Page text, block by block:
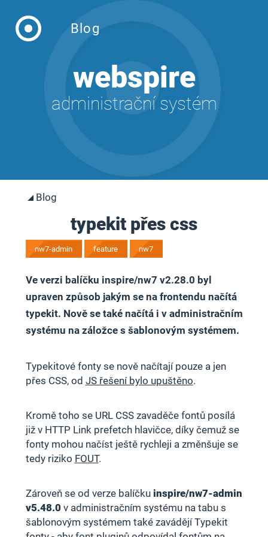
Blog
webspire
administrační systém
Blog
typekit přes css
nw7-admin feature nw7
Ve verzi balíčku inspire/nw7 v2.28.0 byl
upraven způsob jakým se na frontendu načítá
typekit. Nově se také načítá i v administračním
systému na záložce s šablonovým systémem.
Typekitové fonty se nově načítají pouze a jen
přes CSS, od JS řešení bylo upuštěno.
Kromě toho se URL CSS zavaděče fontů posílá
již v HTTP Link prefetch hlavičce, díky čemuž se
fonty mohou načíst ještě rychleji a změnšuje se
tedy riziko FOUT.
Zároveň se od verze balíčkuinspire/nw7-admin
v5.48.0v administračním systému na tabu s
šablonovým systémem také zavádějí Typekit